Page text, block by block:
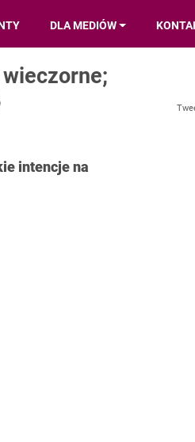
DLA MEDIÓW
intencje na